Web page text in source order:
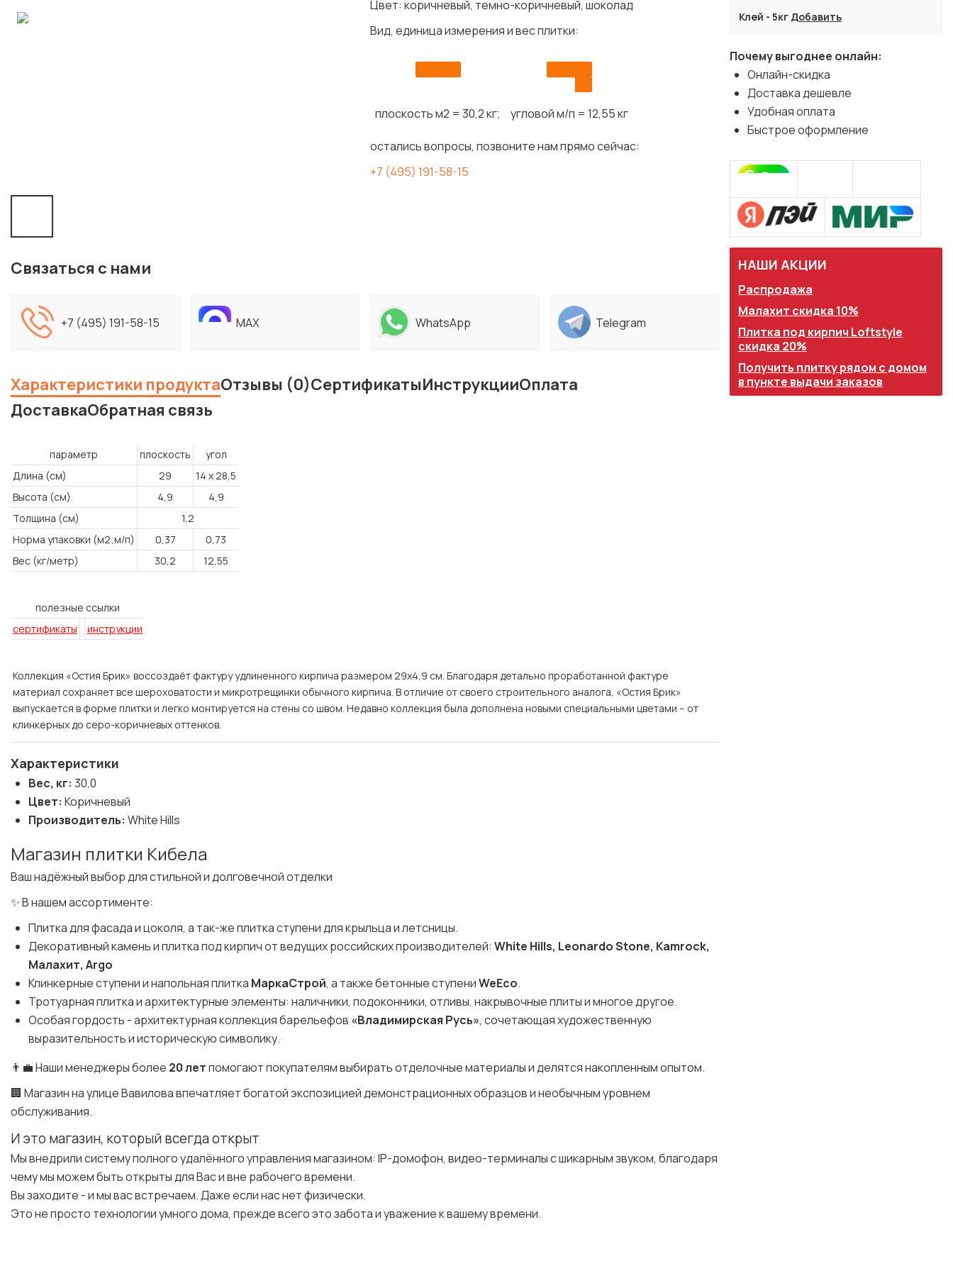
Цвет: коричневый, темно-коричневый, шоколад
Вид, единица измерения и вес плитки:
плоскость м2 = 30,2 кг; угловой м/п = 12,55 кг
остались вопросы, позвоните нам прямо сейчас:
+7 (495) 191-58-15
Клей - 5кг Добавить
Почему выгоднее онлайн:
Онлайн-скидка
Доставка дешевле
Удобная оплата
Быстрое оформление
НАШИ АКЦИИ
Распродажа
Малахит скидка 10%
Плитка под кирпич Loftstyle
скидка 20%
Получить плитку рядом с домом
в пункте выдачи заказов
Связаться с нами
+7 (495) 191-58-15 MAX WhatsApp Telegram
Характеристики продуктаОтзывы (0)СертификатыИнструкцииОплата
ДоставкаОбратная связь
параметр плоскость
угол
Длина (см)
29
14 x 28,5
Высота (см)
4,9
4,9
Толщина (см)
1,2
Норма упаковки (м2;м/п)
0,37
0,73
Вес (кг/метр)
30,2 12,55
полезные ссылки
сертификаты
инструкции
Коллекция «Остия Брик» воссоздаёт фактуру удлиненного кирпича размером 29х4,9 см. Благодаря детально проработанной фактуре
материал сохраняет все шероховатости и микротрещинки обычного кирпича. В отличие от своего строительного аналога, «Остия Брик»
выпускается в форме плитки и легко монтируется на стены со швом. Недавно коллекция была дополнена новыми специальными цветами – от
клинкерных до серо-коричневых оттенков.
Характеристики
Вес, кг: 30,0
Цвет: Коричневый
Производитель: White Hills
Магазин плитки Кибела
Ваш надёжный выбор для стильной и долговечной отделки
✨ В нашем ассортименте:
Плитка для фасада и цоколя, а так-же плитка ступени для крыльца и летсницы.
Декоративный камень и плитка под кирпич от ведущих российских производителей: White Hills, Leonardo Stone, Kamrock,
Малахит, Argo
Клинкерные ступени и напольная плитка МаркаСтрой, а также бетонные ступениWeEco.
Тротуарная плитка и архитектурные элементы: наличники, подоконники, отливы, накрывочные плиты и многое другое.
Особая гордость - архитектурная коллекция барельефов «Владимирская Русь», сочетающая художественную
выразительность и историческую символику.
👨‍💼 Наши менеджеры более 20 летпомогают покупателям выбирать отделочные материалы и делятся накопленным опытом.
🏢 Магазин на улице Вавилова впечатляет богатой экспозицией демонстрационных образцов и необычным уровнем
обслуживания.
И это магазин, который всегда открыт
Мы внедрили систему полного удалённого управления магазином: IP-домофон, видео-терминалы с шикарным звуком, благодаря
чему мы можем быть открыты для Вас и вне рабочего времени.
Вы заходите - и мы вас встречаем. Даже если нас нет физически.
Это не просто технологии умного дома, прежде всего это забота и уважение к вашему времени.